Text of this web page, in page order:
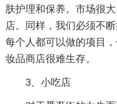
肤护理和保养。市场很
店。同样，我们必须不
每个人都可以做的项目
妆品商店很难生存。
3、小吃店